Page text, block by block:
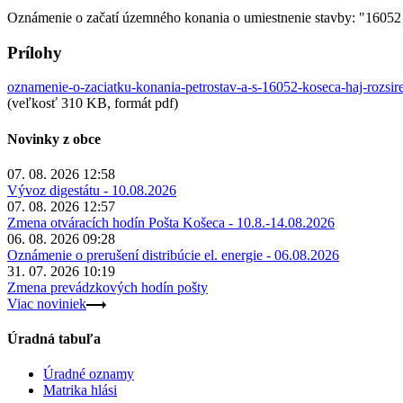
Oznámenie o začatí územného konania o umiestnenie stavby:
Prílohy
oznamenie-o-zaciatku-konania-petrostav-a-s-16052-koseca-haj-
(veľkosť 310 KB, formát pdf)
Novinky z obce
07. 08. 2026 12:58
Vývoz digestátu - 10.08.2026
07. 08. 2026 12:57
Zmena otváracích hodín Pošta Košeca - 10.8.-14.08.2026
06. 08. 2026 09:28
Oznámenie o prerušení distribúcie el. energie - 06.08.2026
31. 07. 2026 10:19
Zmena prevádzkových hodín pošty
Viac noviniek
Úradná tabuľa
Úradné oznamy
Matrika hlási